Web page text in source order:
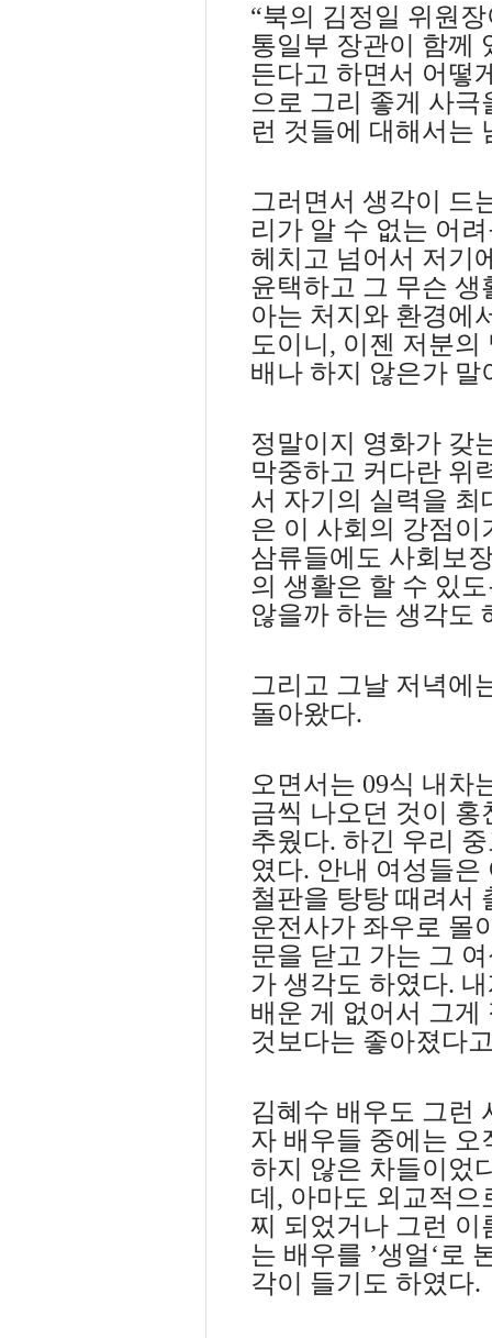
“북의 김정일 위원
통일부 장관이 함께
든다고 하면서 어떻
으로 그리 좋게 사
런 것들에 대해서는
그러면서 생각이 드
리가 알 수 없는 어
헤치고 넘어서 저기
윤택하고 그 무슨
아는 처지와 환경에
도이니 , 이젠 저분의
배나 하지 않은가 말
정말이지 영화가 갖
막중하고 커다란 위
서 자기의 실력을
은 이 사회의 강점이
삼류들에도 사회보
의 생활은 할 수 있
않을까 하는 생각도
그리고 그날 저녁에
돌아왔다.
오면서는 09식 내차
금씩 나오던 것이
추웠다. 하긴 우리
였다. 안내 여성들은
철판을 탕탕 때려서
운전사가 좌우로 몰
문을 닫고 가는 그
가 생각도 하였다.
배운 게 없어서 그
것보다는 좋아졌다
김혜수 배우도 그런
자 배우들 중에는
하지 않은 차들이었
데 , 아마도 외교적으
찌 되었거나 그런 이
는 배우를 ’생얼‘ 로
각이 들기도 하였다.